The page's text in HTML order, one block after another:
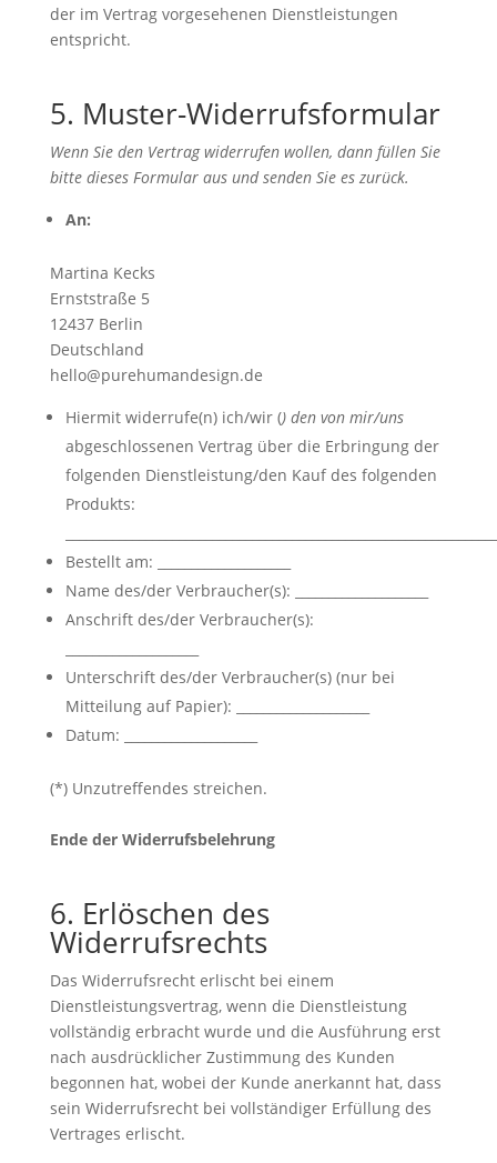
der im Vertrag vorgesehenen Dienstleistungen
entspricht.
5. Muster-Widerrufsformular
Wenn Sie den Vertrag widerrufen wollen, dann füllen Sie
bitte dieses Formular aus und senden Sie es zurück.
An:
Martina Kecks
Ernststraße 5
12437 Berlin
Deutschland
hello@purehumandesign.de
Hiermit widerrufe(n) ich/wir () den von mir/uns
abgeschlossenen Vertrag über die Erbringung der
folgenden Dienstleistung/den Kauf des folgenden
Produkts:
Bestellt am: ____________________
Name des/der Verbraucher(s): ____________________
Anschrift des/der Verbraucher(s):
Unterschrift des/der Verbraucher(s) (nur bei
Mitteilung auf Papier): ____________________
Datum: ____________________
(*) Unzutreffendes streichen.
Ende der Widerrufsbelehrung
6. Erlöschen des
Widerrufsrechts
Das Widerrufsrecht erlischt bei einem
Dienstleistungsvertrag, wenn die Dienstleistung
vollständig erbracht wurde und die Ausführung erst
nach ausdrücklicher Zustimmung des Kunden
begonnen hat, wobei der Kunde anerkannt hat, dass
sein Widerrufsrecht bei vollständiger Erfüllung des
Vertrages erlischt.